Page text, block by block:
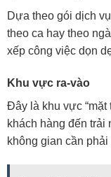
Dựa theo gói dịch
theo ca hay theo
xếp công việc dọn
Khu vực ra-vào
Đây là khu vực “mặt
khách hàng đến trải
không gian cần